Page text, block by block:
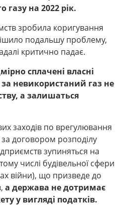
газу на 2022 рік.
зробила коригування
подальшу проблему,
критично падає.
сплачені власні
невикористаний газ не
а залишаться
заходів по врегулювання
за договором розподілу
зупиняться на
числі будівельної сфери
війни), що призведе до
а держава не дотримає
у вигляді податків.